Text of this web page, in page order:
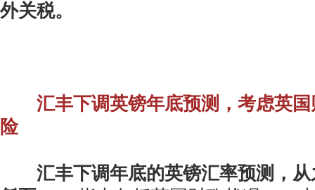
外关税。
汇丰下调英镑年底预测，考虑英
险
汇丰下调年底的英镑汇率预测，